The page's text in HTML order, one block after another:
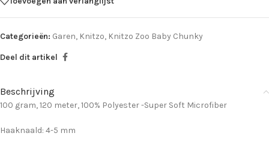
Categorieën: Garen, Knitzo, Knitzo Zoo Baby Chunky
Deel dit artikel
Beschrijving
100 gram, 120 meter, 100% Polyester -Super Soft Microfiber
Haaknaald: 4-5 mm